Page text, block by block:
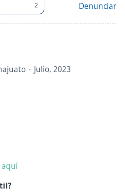
2 Denunciar
Julio, 2023
aquí